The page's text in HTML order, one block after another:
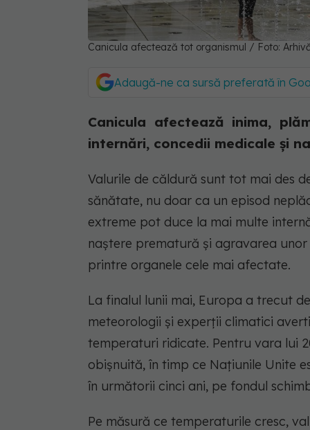
Canicula afectează tot organismul / Foto:
Adaugă-ne ca sursă preferată în
Canicula afectează inima,
internări, concedii medicale și
Valurile de căldură sunt tot mai des
sănătate, nu doar ca un episod
extreme pot duce la mai multe
naștere prematură și agravarea
printre organele cele mai afectate.
La finalul lunii mai, Europa a trecut
meteorologii și experții climatici
temperaturi ridicate. Pentru vara lui
obișnuită, în timp ce Națiunile Unite
în următorii cinci ani, pe fondul
Pe măsură ce temperaturile cresc,